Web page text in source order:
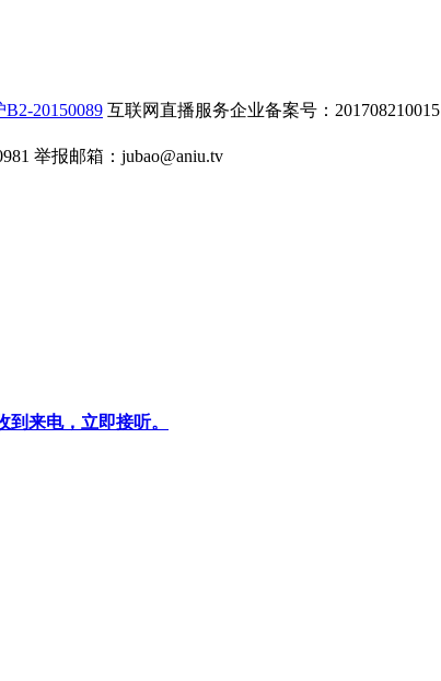
20150089 互联网直播服务企业备案号：201708210015
举报邮箱： jubao@aniu.tv
来电，立即接听。